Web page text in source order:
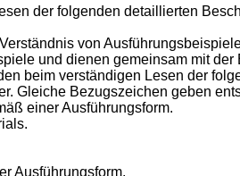
der folgenden detaillierten
von
und dienen gemeinsam mit
beim verständigen Lesen der
Gleiche Bezugszeichen geben
einer Ausführungsform.
Ausführungsform.